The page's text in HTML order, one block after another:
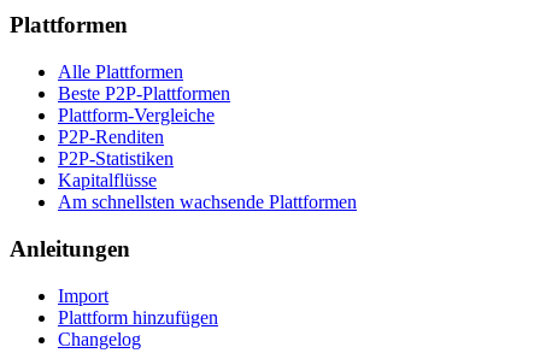
Plattformen
Alle Plattformen
Beste P2P-Plattformen
Plattform-Vergleiche
P2P-Renditen
P2P-Statistiken
Kapitalflüsse
Am schnellsten wachsende Plattformen
Anleitungen
Import
Plattform hinzufügen
Changelog